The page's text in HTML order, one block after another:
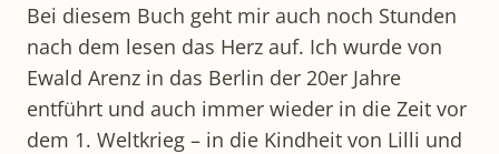
Bei diesem Buch geht mir auch noch Stunden
nach dem lesen das Herz auf. Ich wurde von
Ewald Arenz in das Berlin der 20er Jahre
entführt und auch immer wieder in die Zeit vor
dem 1. Weltkrieg – in die Kindheit von Lilli und